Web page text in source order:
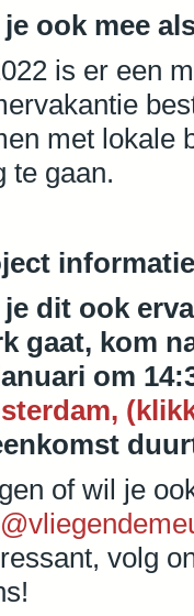
ook mee
is er een
met lokale
te gaan.
dit ook
gaat, kom
om
of wil je
volg